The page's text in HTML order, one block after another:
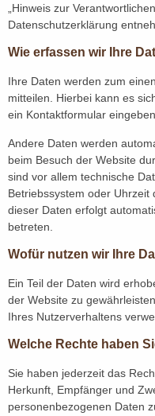
„Hinweis zur
Datenschutzerklärung
Wie erfassen wir Ihre
Ihre Daten werden zum
mitteilen. Hierbei kann es
ein Kontaktformular eingeben.
Andere Daten werden
beim Besuch der Website
sind vor allem technische
Betriebssystem oder Uhrzeit
dieser Daten erfolgt
betreten.
Wofür nutzen wir Ihre
Ein Teil der Daten wird
der Website zu
Ihres Nutzerverhaltens
Welche Rechte haben
Sie haben jederzeit das
Herkunft, Empfänger und
personenbezogenen Daten